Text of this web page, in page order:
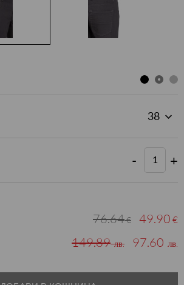
- +
76.64€ 49.90 €
149.89лв. 97.60 лв.